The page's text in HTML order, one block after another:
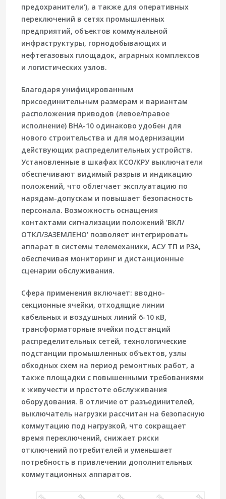
предохранители'), а также для оперативных
переключений в сетях промышленных
предприятий, объектов коммунальной
инфраструктуры, горнодобывающих и
нефтегазовых площадок, аграрных комплексов
и логистических узлов.
Благодаря унифицированным
присоединительным размерам и вариантам
расположения приводов (левое/правое
исполнение) ВНА-10 одинаково удобен для
нового строительства и для модернизации
действующих распределительных устройств.
Установленные в шкафах КСО/КРУ выключатели
обеспечивают видимый разрыв и индикацию
положений, что облегчает эксплуатацию по
нарядам-допускам и повышает безопасность
персонала. Возможность оснащения
контактами сигнализации положений 'ВКЛ/
ОТКЛ/ЗАЗЕМЛЕНО' позволяет интегрировать
аппарат в системы телемеханики, АСУ ТП и РЗА,
обеспечивая мониторинг и дистанционные
сценарии обслуживания.
Сфера применения включает: вводно-
секционные ячейки, отходящие линии
кабельных и воздушных линий 6-10 кВ,
трансформаторные ячейки подстанций
распределительных сетей, технологические
подстанции промышленных объектов, узлы
обходных схем на период ремонтных работ, а
также площадки с повышенными требованиями
к живучести и простоте обслуживания
оборудования. В отличие от разъединителей,
выключатель нагрузки рассчитан на безопасную
коммутацию под нагрузкой, что сокращает
время переключений, снижает риски
отключений потребителей и уменьшает
потребность в привлечении дополнительных
коммутационных аппаратов.